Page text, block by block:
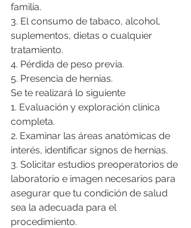
familia.
3. El consumo de tabaco, alcohol,
suplementos, dietas o cualquier
tratamiento.
4. Pérdida de peso previa.
5. Presencia de hernias.
Se te realizará lo siguiente
1. Evaluación y exploración clínica
completa.
2. Examinar las áreas anatómicas de
interés, identificar signos de hernias.
3. Solicitar estudios preoperatorios de
laboratorio e imagen necesarios para
asegurar que tu condición de salud
sea la adecuada para el
procedimiento.